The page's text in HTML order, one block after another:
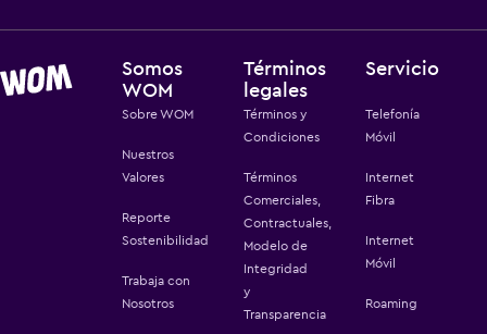
Somos
WOM
Sobre WOM
Nuestros
Valores
Reporte
Sostenibilidad
Trabaja con
Nosotros
Términos
legales
Términos y
Condiciones
Términos
Comerciales,
Contractuales,
Modelo de
Integridad
y
Transparencia
Servicio
Telefonía
Móvil
Internet
Fibra
Internet
Móvil
Roaming